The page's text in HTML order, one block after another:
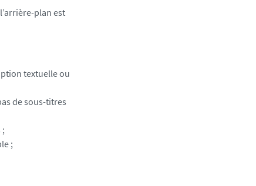
plan est
textuelle ou
de sous-titres
;
;